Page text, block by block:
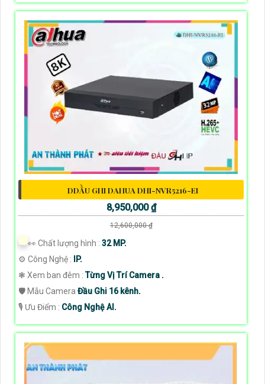
DDẦU GHI DAHUA DHI-NVR5216-EI
8,950,000 ₫
12,600,000 ₫
️👀 Chất lượng hình : 32 MP.
⚙ Công Nghệ :
IP.
❃ Xem ban đêm :Từng Vị Trí Camera .
🛡 Mẫu Camera Đầu Ghi 16 kênh.
️🎙 Ưu Điểm : Công Nghệ AI.